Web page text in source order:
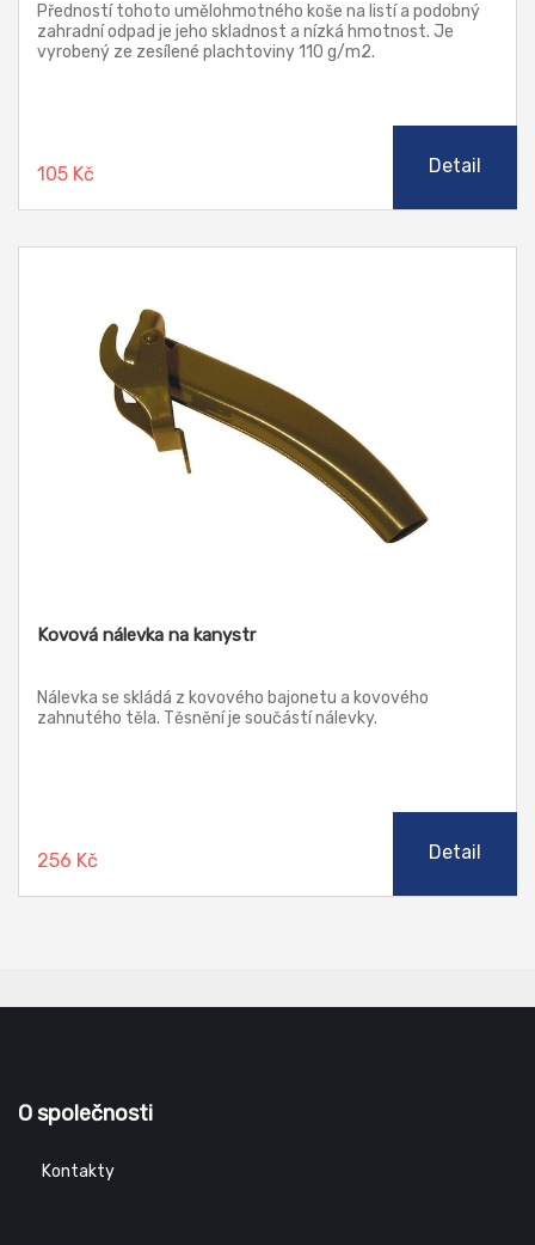
Předností tohoto umělohmotného koše na listí a podobný
zahradní odpad je jeho skladnost a nízká hmotnost. Je
vyrobený ze zesílené plachtoviny 110 g/m2.
105 Kč Detail
Kovová nálevka na kanystr
Nálevka se skládá z kovového bajonetu a kovového
zahnutého těla. Těsnění je součástí nálevky.
256 Kč Detail
O společnosti
Kontakty